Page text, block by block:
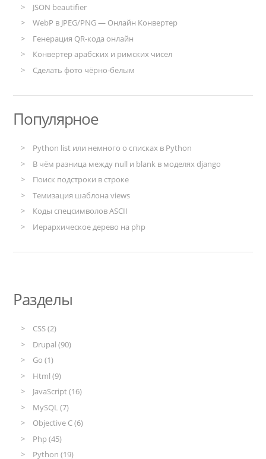
JSON beautifier
WebP в JPEG/PNG — Онлайн Конвертер
Генерация QR-кода онлайн
Конвертер арабских и римских чисел
Сделать фото чёрно-белым
Популярное
Python list или немного о списках в Python
В чём разница между null и blank в моделях django
Поиск подстроки в строке
Темизация шаблона views
Коды спецсимволов ASCII
Иерархическое дерево на php
Разделы
CSS (2)
Drupal (90)
Go (1)
Html (9)
JavaScript (16)
MySQL (7)
Objective C (6)
Php (45)
Python (19)